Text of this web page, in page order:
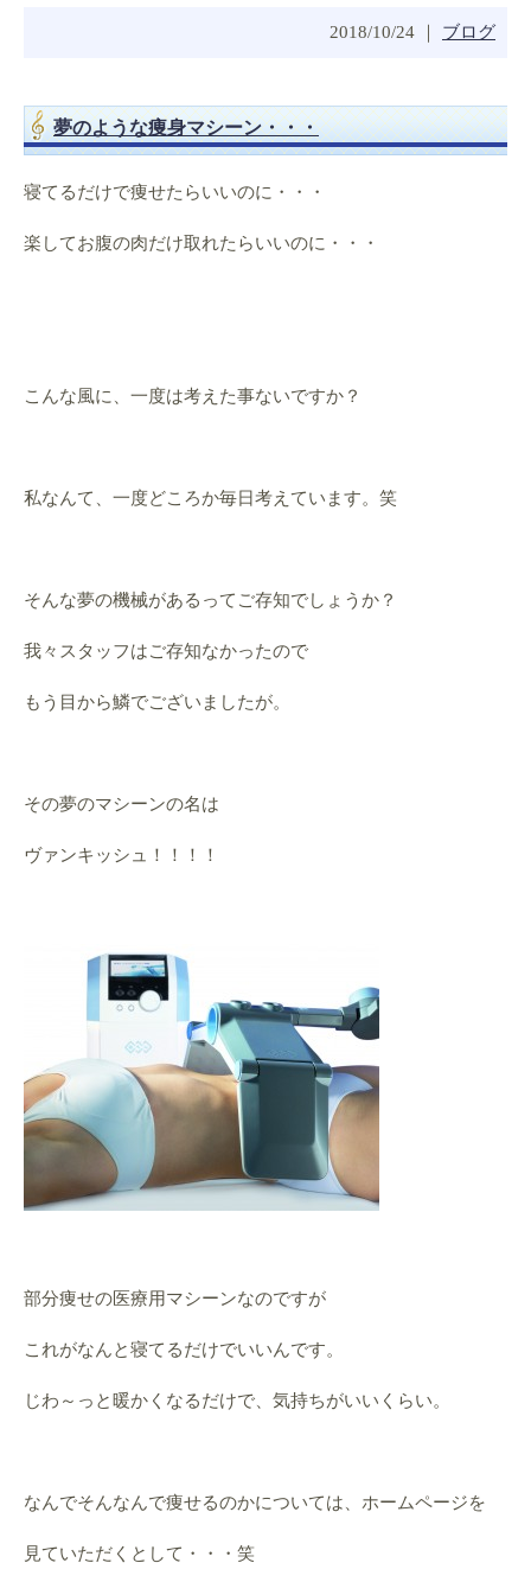
2018/10/24 ｜ ブログ
夢のような痩身マシーン・・・
寝てるだけで痩せたらいいのに・・・
楽してお腹の肉だけ取れたらいいのに・・・
こんな風に、一度は考えた事ないですか？
私なんて、一度どころか毎日考えています。笑
そんな夢の機械があるってご存知でしょうか？
我々スタッフはご存知なかったので
もう目から鱗でございましたが。
その夢のマシーンの名は
ヴァンキッシュ！！！！
部分痩せの医療用マシーンなのですが
これがなんと寝てるだけでいいんです。
じわ～っと暖かくなるだけで、気持ちがいいくらい。
なんでそんなんで痩せるのかについては、ホームページを
見ていただくとして・・・笑